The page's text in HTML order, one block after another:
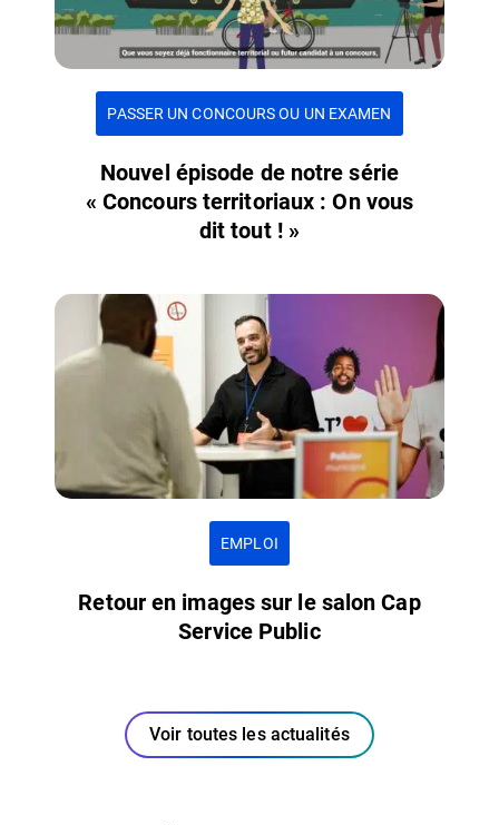
PASSER UN CONCOURS OU UN EXAMEN
Nouvel épisode de notre série
« Concours territoriaux : On vous
dit tout ! »
EMPLOI
Retour en images sur le salon Cap
Service Public
Voir toutes les actualités